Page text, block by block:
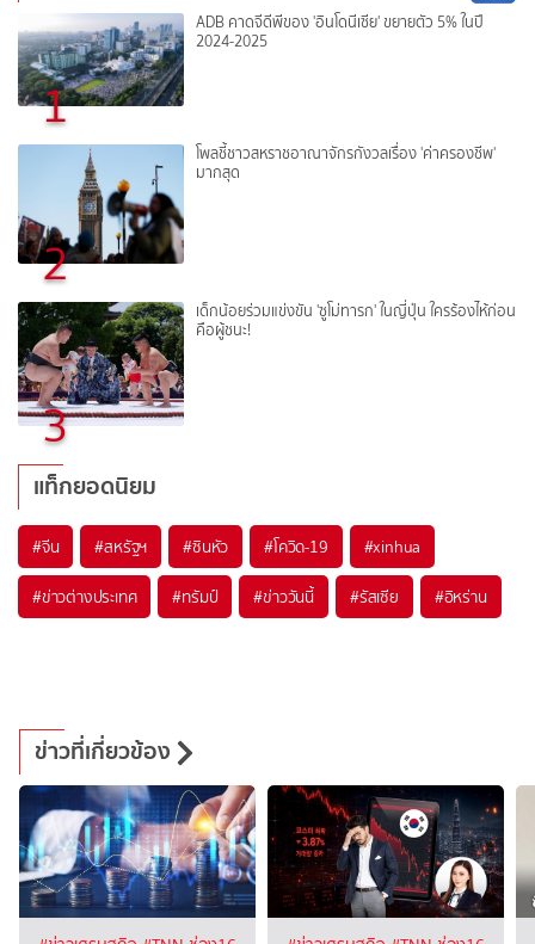
1
ADB คาดจีดีพีของ 'อินโดนีเซีย' ขยายตัว 5% ในปี
2024-2025
2
โพลชี้ชาวสหราชอาณาจักรกังวลเรื่อง 'ค่าครองชีพ'
มากสุด
3
เด็กน้อยร่วมแข่งขัน 'ซูโม่ทารก' ในญี่ปุ่น ใครร้องไห้ก่อน
คือผู้ชนะ!
แท็กยอดนิยม
#จีน #สหรัฐฯ #ซินหัว #โควิด-19 #xinhua
#ข่าวต่างประเทศ #ทรัมป์ #ข่าววันนี้ #รัสเซีย #อิหร่าน
ข่าวที่เกี่ยวข้อง